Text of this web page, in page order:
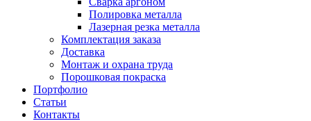
Полировка металла
Лазерная резка металла
Комплектация заказа
Доставка
Монтаж и охрана труда
Порошковая покраска
Портфолио
Статьи
Контакты